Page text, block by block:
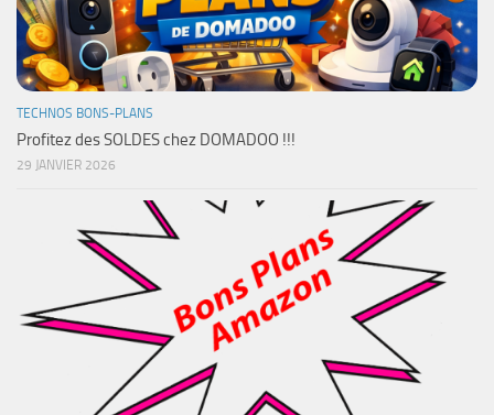
TECHNOS BONS-PLANS
Profitez des SOLDES chez DOMADOO !!!
29 JANVIER 2026